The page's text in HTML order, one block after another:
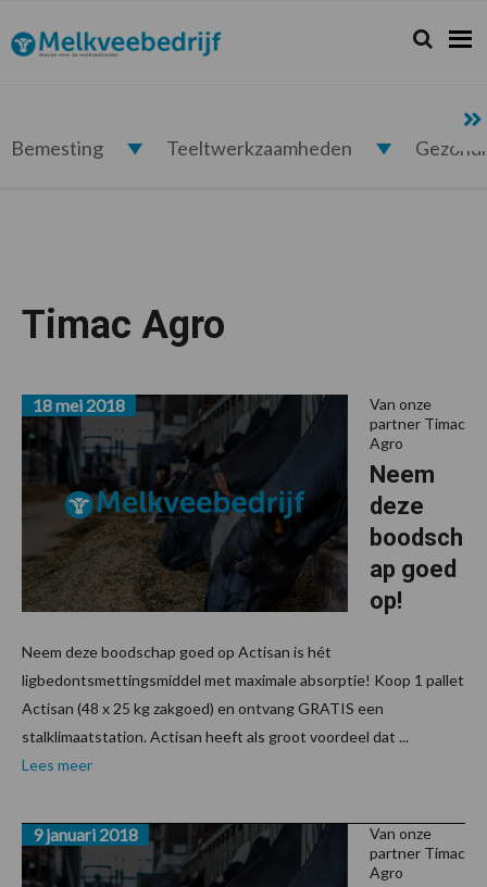
de
hoofdnavigatie
de
hoofd
de
eerste
de
voettekst
Melkveebedrijf.nl Zoeken...
Zoek
Bemesting Teeltwerkzaamheden
Timac Agro
Van onze
partner Timac
Agro
Neem
deze
boodsch
ap goed
op!
18 mei 2018
Neem deze boodschap goed op Actisan is hét
ligbedontsmettingsmiddel met maximale absorptie! Koop 1 pallet
Actisan (48 x 25 kg zakgoed) en ontvang GRATIS een
stalklimaatstation. Actisan heeft als groot voordeel dat ...
Lees meer
Van onze
partner Timac
Agro
9 januari 2018